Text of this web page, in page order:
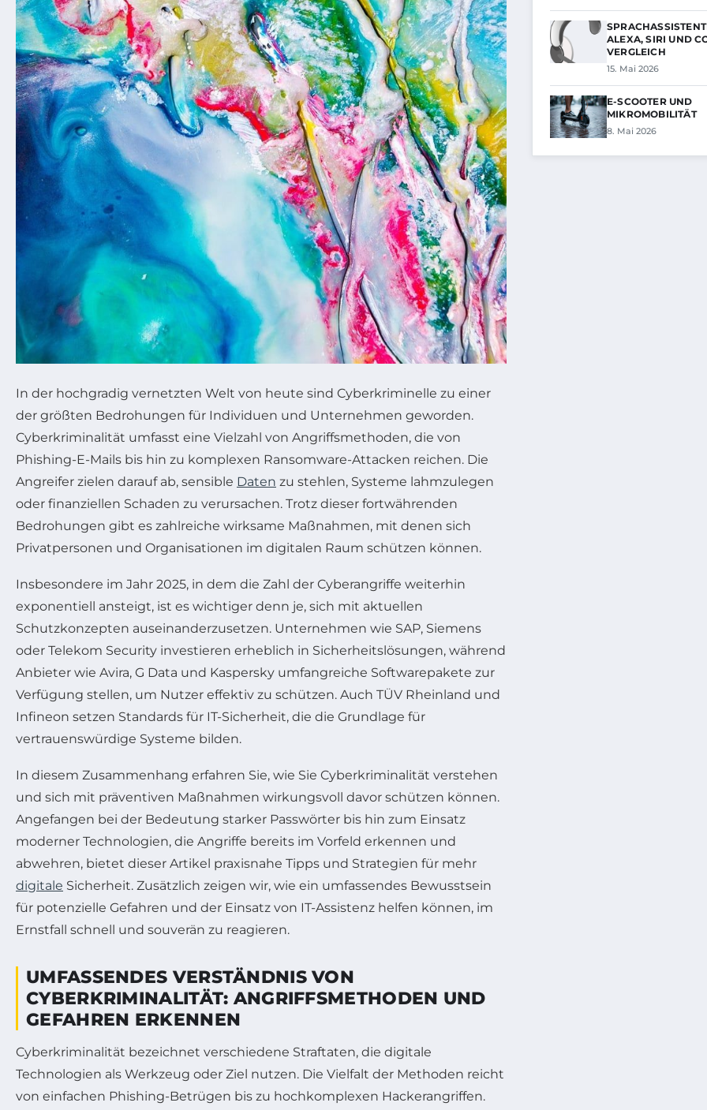
In der hochgradig vernetzten Welt von heute sind Cyberkriminelle zu einer
der größten Bedrohungen für Individuen und Unternehmen geworden.
Cyberkriminalität umfasst eine Vielzahl von Angriffsmethoden, die von
Phishing-E-Mails bis hin zu komplexen Ransomware-Attacken reichen. Die
Angreifer zielen darauf ab, sensible Daten zu stehlen, Systeme lahmzulegen
oder finanziellen Schaden zu verursachen. Trotz dieser fortwährenden
Bedrohungen gibt es zahlreiche wirksame Maßnahmen, mit denen sich
Privatpersonen und Organisationen im digitalen Raum schützen können.
Insbesondere im Jahr 2025, in dem die Zahl der Cyberangriffe weiterhin
exponentiell ansteigt, ist es wichtiger denn je, sich mit aktuellen
Schutzkonzepten auseinanderzusetzen. Unternehmen wie SAP, Siemens
oder Telekom Security investieren erheblich in Sicherheitslösungen, während
Anbieter wie Avira, G Data und Kaspersky umfangreiche Softwarepakete zur
Verfügung stellen, um Nutzer effektiv zu schützen. Auch TÜV Rheinland und
Infineon setzen Standards für IT-Sicherheit, die die Grundlage für
vertrauenswürdige Systeme bilden.
In diesem Zusammenhang erfahren Sie, wie Sie Cyberkriminalität verstehen
und sich mit präventiven Maßnahmen wirkungsvoll davor schützen können.
Angefangen bei der Bedeutung starker Passwörter bis hin zum Einsatz
moderner Technologien, die Angriffe bereits im Vorfeld erkennen und
abwehren, bietet dieser Artikel praxisnahe Tipps und Strategien für mehr
digitale Sicherheit. Zusätzlich zeigen wir, wie ein umfassendes Bewusstsein
für potenzielle Gefahren und der Einsatz von IT-Assistenz helfen können, im
Ernstfall schnell und souverän zu reagieren.
UMFASSENDES VERSTÄNDNIS VON
CYBERKRIMINALITÄT: ANGRIFFSMETHODEN UND
GEFAHREN ERKENNEN
Cyberkriminalität bezeichnet verschiedene Straftaten, die digitale
Technologien als Werkzeug oder Ziel nutzen. Die Vielfalt der Methoden reicht
von einfachen Phishing-Betrügen bis zu hochkomplexen Hackerangriffen.
ALEXA, SIRI UND
VERGLEICH
15. Mai 2026
E-SCOOTER UND
MIKROMOBILITÄT
8. Mai 2026